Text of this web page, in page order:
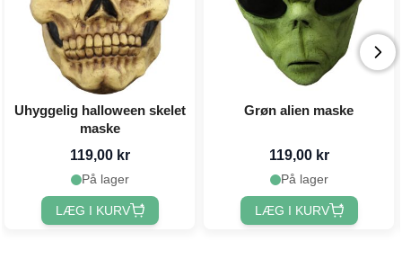
Uhyggelig halloween skelet
maske
119,00 kr
På lager
LÆG I KURV
Grøn alien maske
119,00 kr
På lager
LÆG I KURV